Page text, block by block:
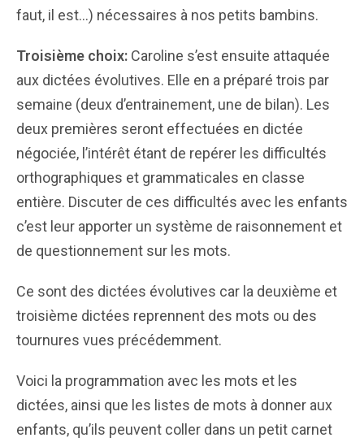
faut, il est…) nécessaires à nos petits bambins.
Troisième choix: Caroline s’est ensuite attaquée
aux dictées évolutives. Elle en a préparé trois par
semaine (deux d’entrainement, une de bilan). Les
deux premières seront effectuées en dictée
négociée, l’intérêt étant de repérer les difficultés
orthographiques et grammaticales en classe
entière. Discuter de ces difficultés avec les enfants
c’est leur apporter un système de raisonnement et
de questionnement sur les mots.
Ce sont des dictées évolutives car la deuxième et
troisième dictées reprennent des mots ou des
tournures vues précédemment.
Voici la programmation avec les mots et les
dictées, ainsi que les listes de mots à donner aux
enfants, qu’ils peuvent coller dans un petit carnet